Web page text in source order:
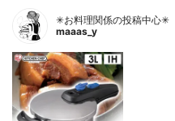
✳お料理関係の投稿中心✳
maaas_y